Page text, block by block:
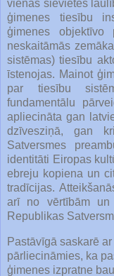
vienas sievietes
ģimenes tiesību
ģimenes objektīvo
neskaitāmās
sistēmas) tiesību
īstenojas. Mainot
par tiesību
fundamentālu
apliecināta gan
dzīvesziņā, gan
Satversmes
identitāti Eiropas
ebreju kopiena un
tradīcijas.
arī no vērtībām un
Republikas
Pastāvīgā saskarē
pārliecināmies, ka
ģimenes izpratne